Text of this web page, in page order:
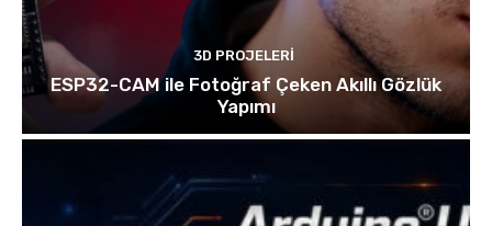
3D PROJELERI
ESP32-CAM ile Fotoğraf Çeken Akıllı Gözlük
Yapımı